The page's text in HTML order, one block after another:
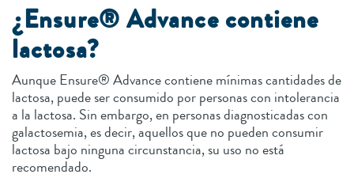
¿Ensure® Advance contiene
lactosa?
Aunque Ensure® Advance contiene mínimas cantidades de
lactosa, puede ser consumido por personas con intolerancia
a la lactosa. Sin embargo, en personas diagnosticadas con
galactosemia, es decir, aquellos que no pueden consumir
lactosa bajo ninguna circunstancia, su uso no está
recomendado.